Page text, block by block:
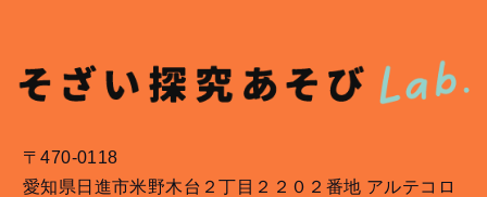
〒470-0118
愛知県日進市米野木台２丁目２２０２番地 アルテコロ